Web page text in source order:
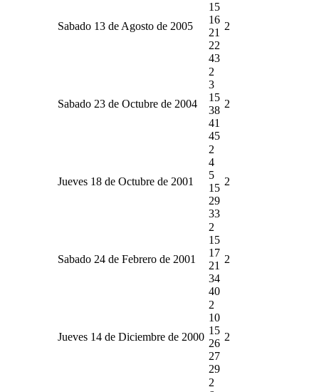
Sabado 13 de Agosto de 2005
15
16
21
22
43
2
Sabado 23 de Octubre de 2004
2
3
15
38
41
45
2
Jueves 18 de Octubre de 2001
2
4
5
15
29
33
2
Sabado 24 de Febrero de 2001
2
15
17
21
34
40
2
Jueves 14 de Diciembre de 2000
2
10
15
26
27
29
2
2